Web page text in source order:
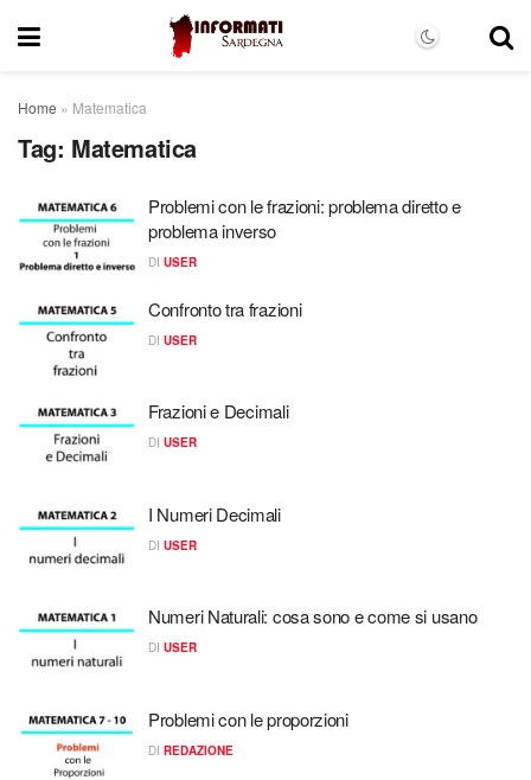
Home » Matematica
Tag: Matematica
Problemi con le frazioni: problema diretto e
problema inverso
DI USER
Confronto tra frazioni
DI USER
Frazioni e Decimali
DI USER
I Numeri Decimali
DI USER
Numeri Naturali: cosa sono e come si usano
DI USER
Problemi con le proporzioni
DI REDAZIONE